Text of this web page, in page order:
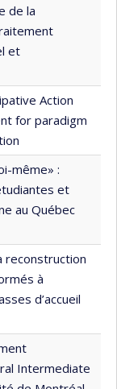
de la
et
Action
for paradigm
même» :
et
au Québec
reconstruction
à
d’accueil
Intermediate